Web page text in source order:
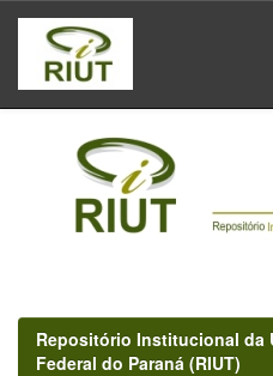
Skip
navigation
Repositório Institucional da
Federal do Paraná (RIUT)